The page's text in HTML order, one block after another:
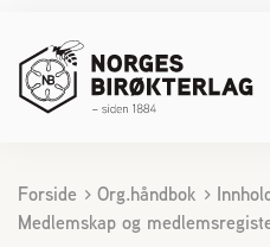
Kontakt oss
Forside Org.håndbok
Medlemskap og